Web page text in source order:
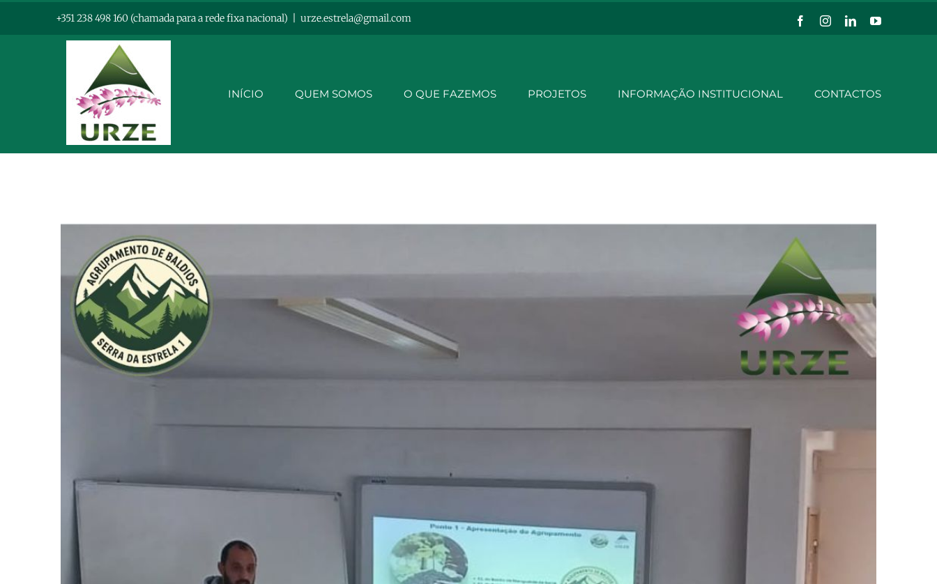
+351 238 498 160 (chamada para a rede fixa nacional) urze.estrela@gmail.com FacebookInstagramLinkedInYouTube
INÍCIO QUEM SOMOS O QUE FAZEMOS PROJETOS INFORMAÇÃO INSTITUCIONAL CONTACTOS
Larger
Image